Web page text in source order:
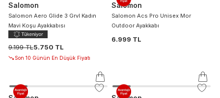
Salomon
Salomon Aero Glide 3 Grvl Kadın
Mavi Koşu Ayakkabısı
9.199 TL5.750 TL
Son 10 Günün En Düşük Fiyatı
Salomon
Salomon Acs Pro Unisex Mor
Outdoor Ayakkabı
6.999 TL